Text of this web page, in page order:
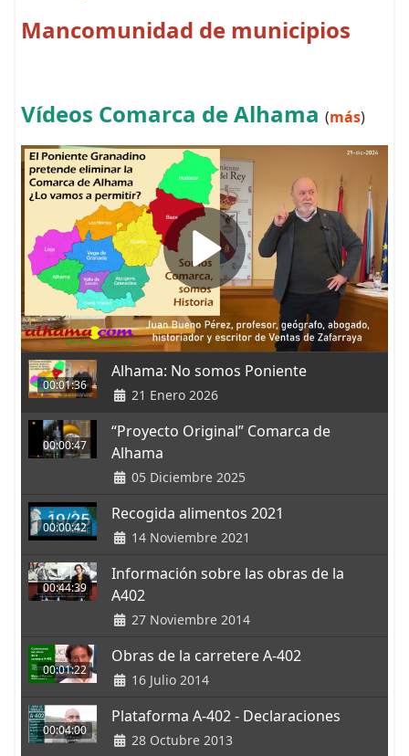
Mancomunidad de municipios
Vídeos Comarca de Alhama (más)
00:01:36
Alhama: No somos Poniente
21 Enero 2026
00:00:47
“Proyecto Original” Comarca de
Alhama
05 Diciembre 2025
00:00:42
Recogida alimentos 2021
14 Noviembre 2021
00:44:39
Información sobre las obras de la
A402
27 Noviembre 2014
00:01:22
Obras de la carretere A-402
16 Julio 2014
00:04:00
Plataforma A-402 - Declaraciones
28 Octubre 2013